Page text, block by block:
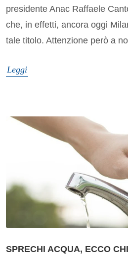
presidente Anac Raffaele
che, in effetti, ancora oggi
tale titolo. Attenzione però a
Leggi
SPRECHI ACQUA, ECCO